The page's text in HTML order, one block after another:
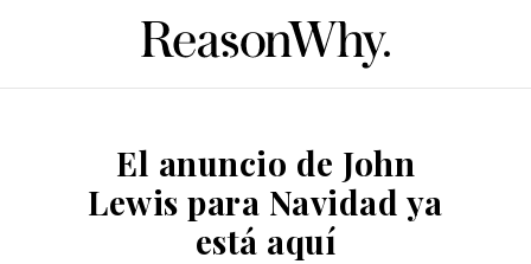
El anuncio de John
Lewis para Navidad ya
está aquí